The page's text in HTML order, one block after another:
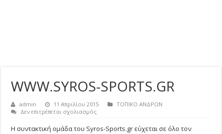
WWW.SYROS-SPORTS.GR
admin 11 Απριλίου 2015
ΤΟΠΙΚΟ ΑΝΔΡΩΝ
Δεν επιτρέπεται σχολιασμόςστο
SPORTS.GR
Η συντακτική ομάδα του Syros-Sports.gr εύχεται σε όλο τον